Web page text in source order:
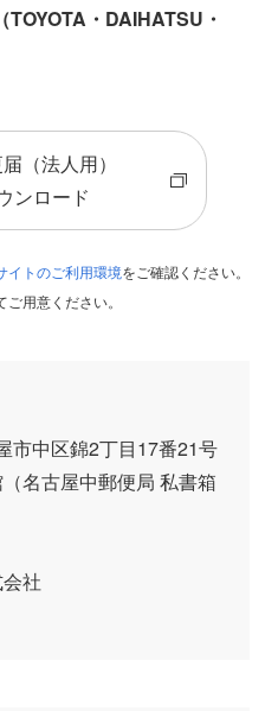
・DAIHATSU・
（法人用）
ンロード
イトのご利用環境をご確認ください。
用意ください。
市中区錦2丁目17番21号
名古屋中郵便局 私書箱
社